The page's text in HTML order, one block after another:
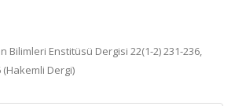
Bilimleri Enstitüsü Dergisi 22(1-2) 231-236,
(Hakemli Dergi)